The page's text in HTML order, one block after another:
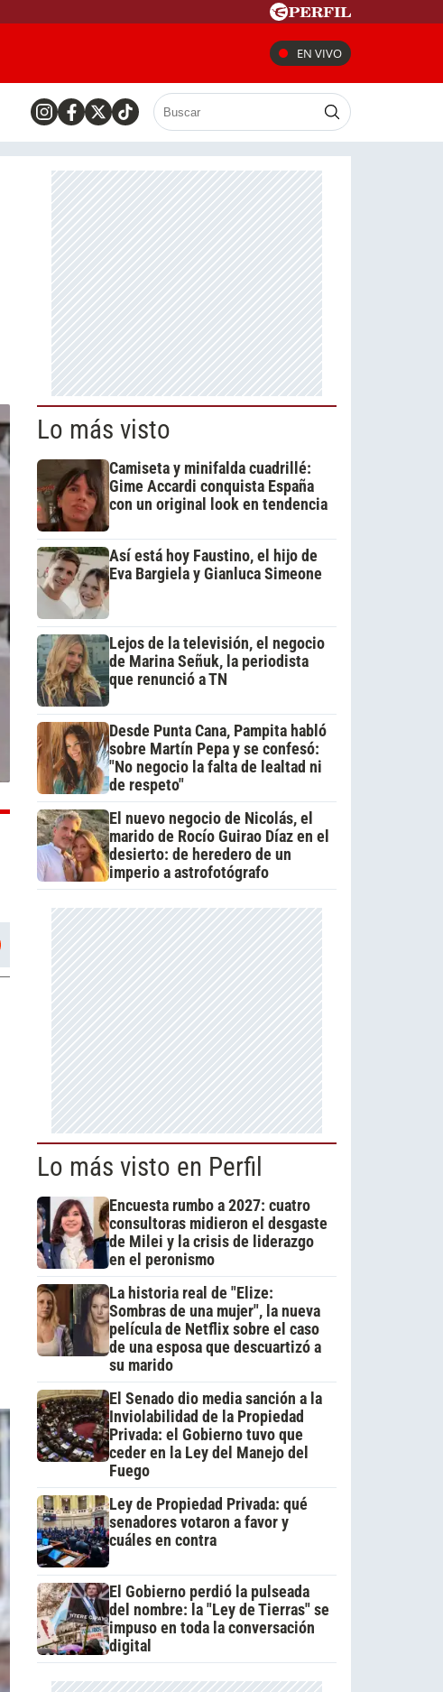
EN VIVO
Lo más visto
Camiseta y minifalda cuadrillé:
Gime Accardi conquista España
con un original look en tendencia
Así está hoy Faustino, el hijo de
Eva Bargiela y Gianluca Simeone
Lejos de la televisión, el negocio
de Marina Señuk, la periodista
que renunció a TN
Desde Punta Cana, Pampita habló
sobre Martín Pepa y se confesó:
"No negocio la falta de lealtad ni
de respeto"
El nuevo negocio de Nicolás, el
marido de Rocío Guirao Díaz en el
desierto: de heredero de un
imperio a astrofotógrafo
Lo más visto en Perfil
Encuesta rumbo a 2027: cuatro
consultoras midieron el desgaste
de Milei y la crisis de liderazgo
en el peronismo
La historia real de "Elize:
Sombras de una mujer", la nueva
película de Netflix sobre el caso
de una esposa que descuartizó a
su marido
El Senado dio media sanción a la
Inviolabilidad de la Propiedad
Privada: el Gobierno tuvo que
ceder en la Ley del Manejo del
Fuego
Ley de Propiedad Privada: qué
senadores votaron a favor y
cuáles en contra
El Gobierno perdió la pulseada
del nombre: la "Ley de Tierras" se
impuso en toda la conversación
digital